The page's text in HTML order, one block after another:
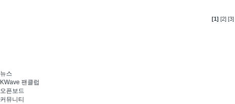
[1] [2] [3]
뉴스
KWave 팬클럽
오픈보드
커뮤니티